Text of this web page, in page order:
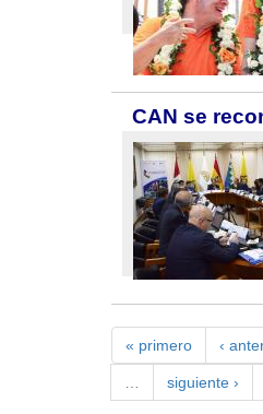
CAN se
« primero ‹
siguiente ›